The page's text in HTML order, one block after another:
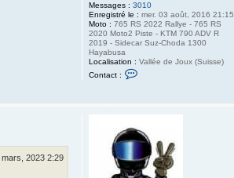
Messages : 3010
Enregistré le : mer. 03 août, 2016 21:15
Moto : 765 RS 2022 Rallye - 765 RS
2020 Moto2 Piste - KTM 790 ADV R
2019 - Sidecar Suz-Choda 1300
Hayabusa
Localisation : Vallée de Joux (Suisse)
Contact :
e
r
i
t
mars, 2023 2:29